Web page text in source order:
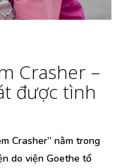
Crasher –
được tình
Crasher” nằm trong
do viện Goethe tổ